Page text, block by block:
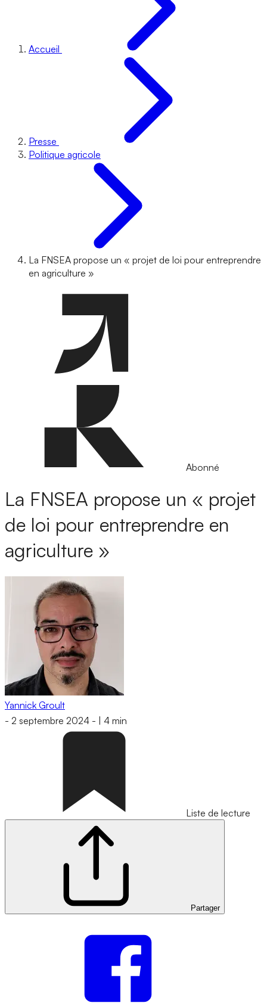
Accueil
Presse
Politique agricole
La FNSEA propose un « projet de loi pour entreprendre
en agriculture »
Abonné
La FNSEA propose un « projet
de loi pour entreprendre en
agriculture »
Yannick Groult
- 2 septembre 2024 - 4 min
Liste de lecture
Partager